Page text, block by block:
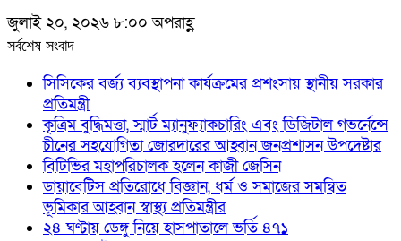
জুলাই ২০, ২০২৬ ৮:০০ অপরাহ্ণ
সর্বশেষ সংবাদ
সিসিকের বর্জ্য ব্যবস্থাপনা কার্যক্রমের প্রশংসায় স্থানীয় সরকার
প্রতিমন্ত্রী
কৃত্রিম বুদ্ধিমত্তা, স্মার্ট ম্যানুফ্যাকচারিং এবং ডিজিটাল গভর্নেন্সে
চীনের সহযোগিতা জোরদারের আহ্বান জনপ্রশাসন উপদেষ্টার
বিটিভির মহাপরিচালক হলেন কাজী জেসিন
ডায়াবেটিস প্রতিরোধে বিজ্ঞান, ধর্ম ও সমাজের সমন্বিত
ভূমিকার আহ্বান স্বাস্থ্য প্রতিমন্ত্রীর
২৪ ঘণ্টায় ডেঙ্গু নিয়ে হাসপাতালে ভর্তি ৪৭১